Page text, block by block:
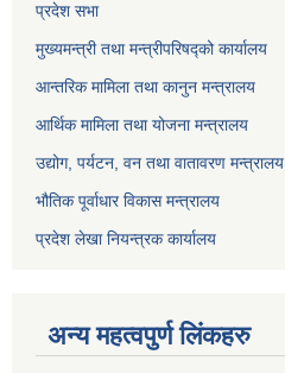
प्रदेश सभा
मुख्यमन्त्री तथा मन्त्रीपरिषद्को कार्यालय
आन्तरिक मामिला तथा कानुन मन्त्रालय
आर्थिक मामिला तथा योजना मन्त्रालय
उद्योग, पर्यटन, वन तथा वातावरण मन्त्रालय
भौतिक पूर्वाधार विकास मन्त्रालय
प्रदेश लेखा नियन्त्रक कार्यालय
अन्य महत्वपुर्ण लिंकहरु